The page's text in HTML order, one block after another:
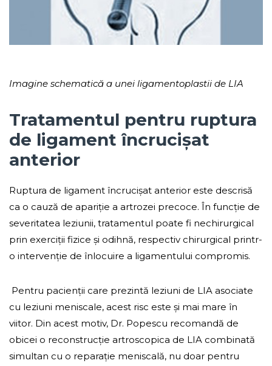
Imagine schematică a unei ligamentoplastii de LIA
Tratamentul pentru ruptura
de ligament încrucișat
anterior
Ruptura de ligament încrucișat anterior este descrisă
ca o cauză de apariție a artrozei precoce. În funcție de
severitatea leziunii, tratamentul poate fi nechirurgical
prin exerciții fizice și odihnă, respectiv chirurgical printr-
o intervenție de înlocuire a ligamentului compromis.
Pentru pacienții care prezintă leziuni de LIA asociate
cu leziuni meniscale, acest risc este și mai mare în
viitor. Din acest motiv, Dr. Popescu recomandă de
obicei o reconstrucție artroscopica de LIA combinată
simultan cu o reparație meniscală, nu doar pentru